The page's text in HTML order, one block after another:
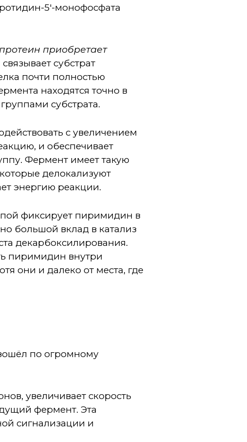
5'-монофосфата
приобретает
субстрат
почти полностью
находятся точно в
субстрата.
с увеличением
и обеспечивает
Фермент имеет такую
делокализуют
энергию реакции.
фиксирует пиримидин в
большой вклад в катализ
декарбоксилирования.
пиримидин внутри
они и далеко от места, где
по огромному
увеличивает скорость
фермент. Эта
сигнализации и